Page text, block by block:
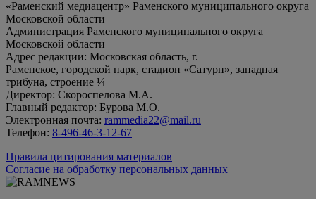
«Раменский медиацентр» Раменского муниципального округа
Московской области
Администрация Раменского муниципального округа
Московской области
Адрес редакции: Московская область, г.
Раменское, городской парк, стадион «Сатурн», западная
трибуна, строение ¼
Директор: Скороспелова М.А.
Главный редактор: Бурова М.О.
Электронная почта: rammedia22@mail.ru
Телефон: 8-496-46-3-12-67
Правила цитирования материалов
Согласие на обработку персональных данных